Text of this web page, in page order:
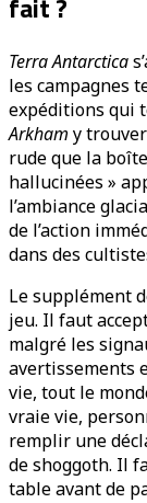
fait ?
Terra Antarctica
les campagnes
expéditions qui
Arkham y
rude que la
hallucinées »
l’ambiance
de l’action
dans des
Le supplément
jeu. Il faut
malgré les
avertissements
vie, tout le
vraie vie,
remplir une
de shoggoth. Il
table avant de